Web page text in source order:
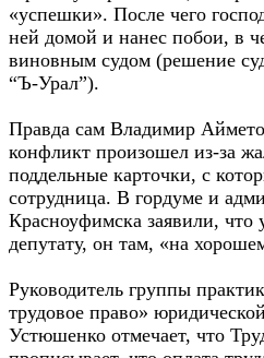
«успешки». После чего
ней домой и нанес побои, в
виновным судом (решение
“Ъ-Урал”).
Правда сам Владимир
конфликт произошел из-за
поддельные карточки, с
сотрудница. В гордуме и
Красноуфимска заявили, что
депутату, он там, «на
Руководитель группы
трудовое право»
Устюшенко отмечает, что